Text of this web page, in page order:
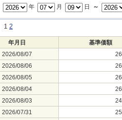
年 月 日 ～
1 2
年月日
基準価額
2026/08/07
2026/08/06
2026/08/05
2026/08/04
2026/08/03
2026/07/31